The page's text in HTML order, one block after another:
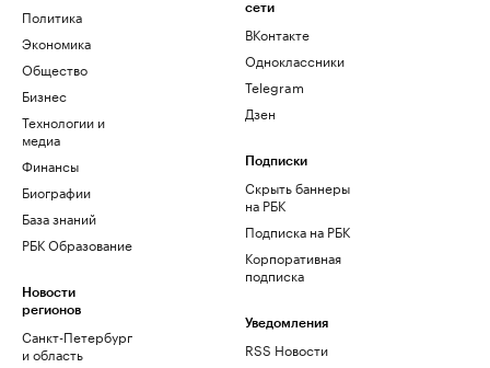
Политика
Экономика
Общество
Бизнес
Технологии и
медиа
Финансы
Биографии
База знаний
РБК Образование
Новости
регионов
Санкт-Петербург
и область
сети
ВКонтакте
Одноклассники
Telegram
Дзен
Подписки
Скрыть баннеры
на РБК
Подписка на РБК
Корпоративная
подписка
Уведомления
RSS Новости